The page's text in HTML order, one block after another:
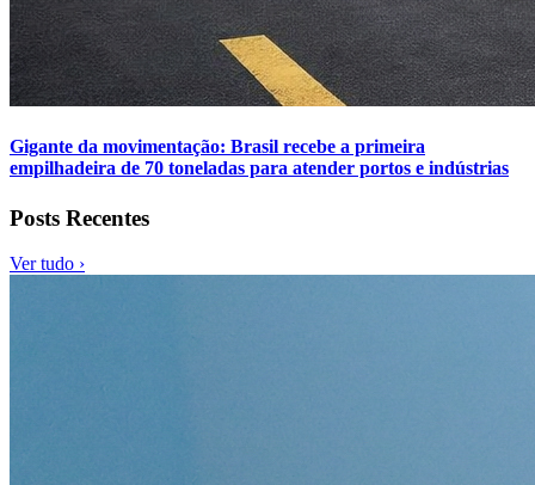
Gigante da movimentação: Brasil recebe a primeira
empilhadeira de 70 toneladas para atender portos e indústrias
Posts Recentes
Ver tudo ›